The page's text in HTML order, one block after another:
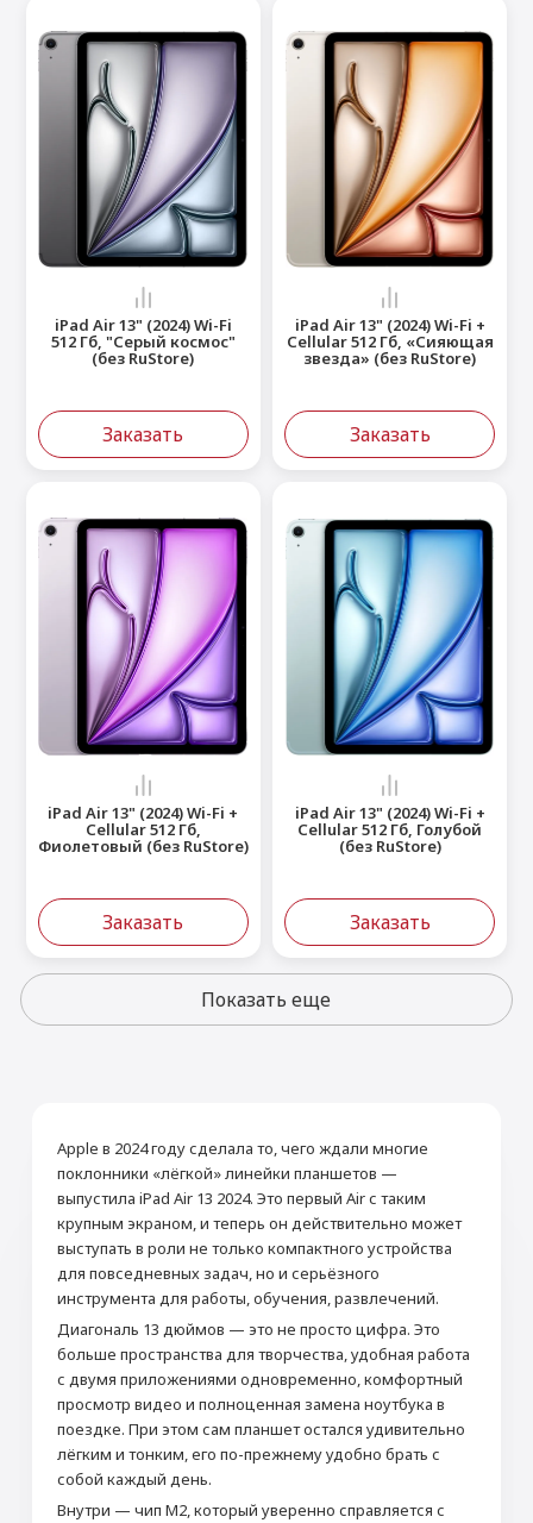
iPad Air 13" (2024) Wi-Fi
512 Гб, "Серый космос"
(без RuStore)
Заказать
iPad Air 13" (2024) Wi-Fi +
Cellular 512 Гб, «Сияющая
звезда» (без RuStore)
Заказать
iPad Air 13" (2024) Wi-Fi +
Cellular 512 Гб,
Фиолетовый (без RuStore)
Заказать
iPad Air 13" (2024) Wi-Fi +
Cellular 512 Гб, Голубой
(без RuStore)
Заказать
Показать еще
Apple в 2024 году сделала то, чего ждали многие
поклонники «лёгкой» линейки планшетов —
выпустила iPad Air 13 2024. Это первый Air с таким
крупным экраном, и теперь он действительно может
выступать в роли не только компактного устройства
для повседневных задач, но и серьёзного
инструмента для работы, обучения, развлечений.
Диагональ 13 дюймов — это не просто цифра. Это
больше пространства для творчества, удобная работа
с двумя приложениями одновременно, комфортный
просмотр видео и полноценная замена ноутбука в
поездке. При этом сам планшет остался удивительно
лёгким и тонким, его по-прежнему удобно брать с
собой каждый день.
Внутри — чип M2, который уверенно справляется с